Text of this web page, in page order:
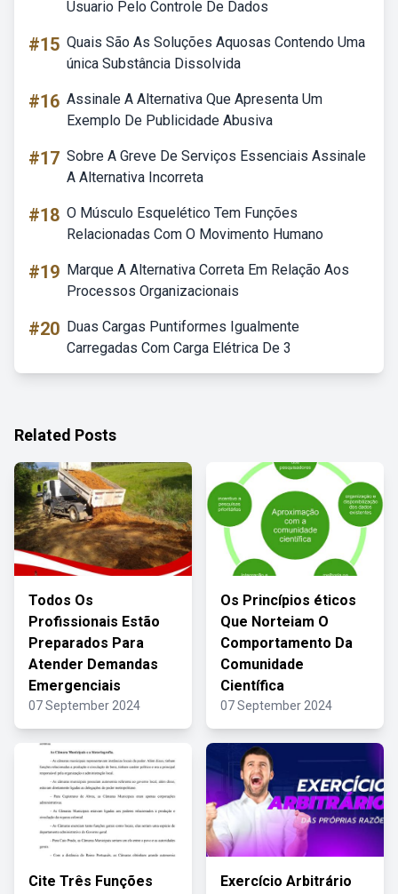
Usuario Pelo Controle De Dados
#15 Quais São As Soluções Aquosas Contendo Uma
única Substância Dissolvida
#16 Assinale A Alternativa Que Apresenta Um
Exemplo De Publicidade Abusiva
#17 Sobre A Greve De Serviços Essenciais Assinale
A Alternativa Incorreta
#18 O Músculo Esquelético Tem Funções
Relacionadas Com O Movimento Humano
#19 Marque A Alternativa Correta Em Relação Aos
Processos Organizacionais
#20 Duas Cargas Puntiformes Igualmente
Carregadas Com Carga Elétrica De 3
Related Posts
Todos Os
Profissionais Estão
Preparados Para
Atender Demandas
Emergenciais
07 September 2024
Os Princípios éticos
Que Norteiam O
Comportamento Da
Comunidade
Científica
07 September 2024
Cite Três Funções Exercício Arbitrário